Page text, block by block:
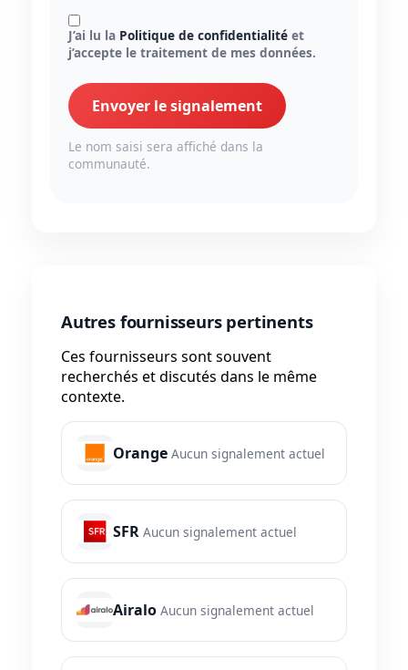
J’ai lu la Politique de confidentialité et
j’accepte le traitement de mes données.
Envoyer le signalement
Le nom saisi sera affiché dans la
communauté.
Autres fournisseurs pertinents
Ces fournisseurs sont souvent
recherchés et discutés dans le même
contexte.
Orange Aucun signalement actuel
SFR Aucun signalement actuel
Airalo Aucun signalement actuel